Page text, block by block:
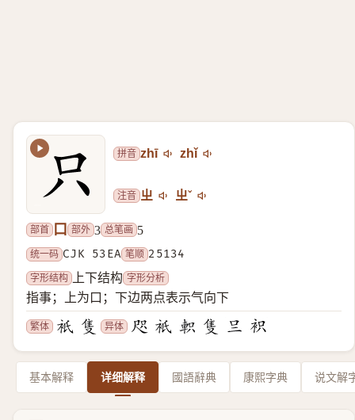
拼音 zhī zhǐ
注音 ㄓ ㄓˇ
部首 口 部外 3 总笔画 5
统一码 CJK 53EA 笔顺 25134
字形结构
上下结构 字形分析
指事；上为口；下边两点表示气向下
繁体 异体
基本解释 详细解释 國語辭典 康熙字典 说文解